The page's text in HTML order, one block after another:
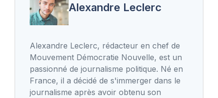
Alexandre Leclerc
Alexandre Leclerc, rédacteur en chef de
Mouvement Démocratie Nouvelle, est un
passionné de journalisme politique. Né en
France, il a décidé de s'immerger dans le
journalisme après avoir obtenu son